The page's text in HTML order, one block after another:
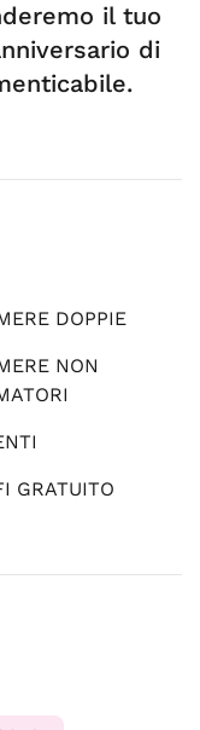
il tuo
di
DOPPIE
NON
GRATUITO